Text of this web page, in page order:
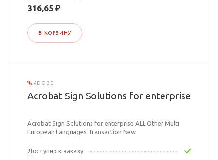
316,65 ₽
В КОРЗИНУ
ADOBE
Acrobat Sign Solutions for enterprise
Acrobat Sign Solutions for enterprise ALL Other Multi
European Languages Transaction New
Доступно к заказу